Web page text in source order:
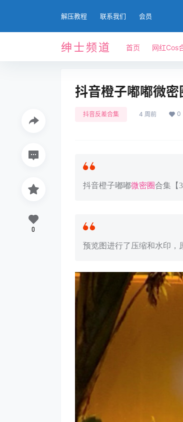
解压教程 联系我们 会员
绅士频道 首页 网红Cos
抖音橙子嘟嘟微密
抖音反差合集 4 周前 0
抖音橙子嘟嘟微密圈合集【
预览图进行了压缩和水印，
0